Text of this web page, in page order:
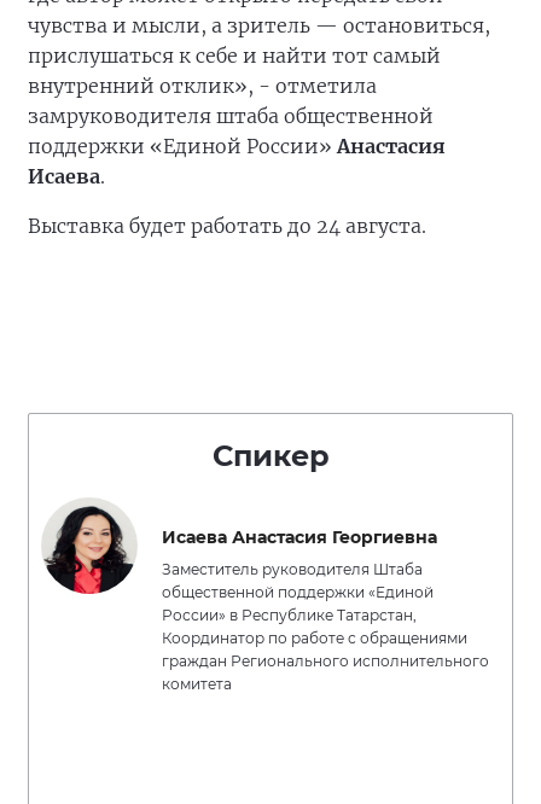
чувства и мысли, а зритель — остановиться,
прислушаться к себе и найти тот самый
внутренний отклик», - отметила
замруководителя штаба общественной
поддержки «Единой России»Анастасия
Исаева.
Выставка будет работать до 24 августа.
Спикер
Исаева Анастасия Георгиевна
Заместитель руководителя Штаба
общественной поддержки «Единой
России» в Республике Татарстан,
Координатор по работе с обращениями
граждан Регионального исполнительного
комитета